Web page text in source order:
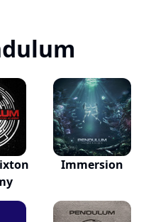
Immersion